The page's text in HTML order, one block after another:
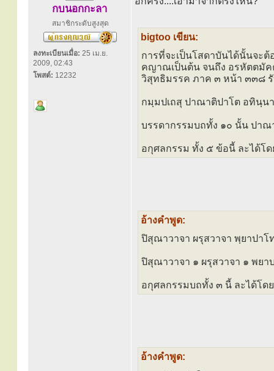
กบนอกกะลา
สมาชิกระดับสูงสุด
ลงทะเบียนเมื่อ: 25 เม.ย.
2009, 02:43
โพสต์: 12232
bigtoo เขียน:
การที่จะเป็นโสดาบันได้นั้นจะ
คญาณเป็นต้น จนถึง อรหัตตมัค
วิสุทธิมรรค ภาค ๓ หน้า ๓๓๘ รั
กมฺมปเถสุ ปาณาติปาโต อทินฺน
บรรดากรรมบถทั้ง ๑๐ นั้น ปา
อกุศลกรรม ทั้ง ๕ ข้อนี้ ละได้โ
อ้างคำพูด:
ปิสุณาวาจา ผรุสวาจา พฺยาปา
ปิสุณาวาจา ๑ ผรุสวาจา ๑ พยา
อกุศลกรรมบถทั้ง ๓ นี้ ละได้โ
อ้างคำพูด: